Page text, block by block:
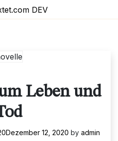
Leben und
Dezember 12, 2020 by admin